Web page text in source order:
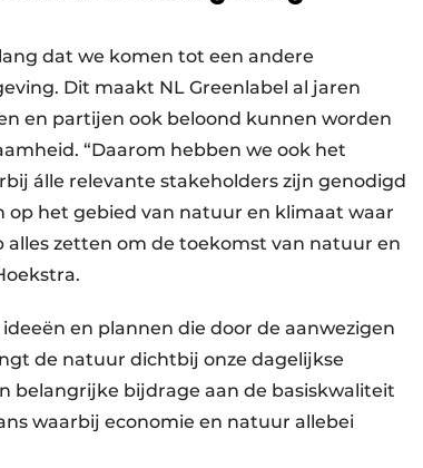
dat we komen tot een andere
Dit maakt NL Greenlabel al jaren
en partijen ook beloond kunnen worden
“Daarom hebben we ook het
álle relevante stakeholders zijn genodigd
het gebied van natuur en klimaat waar
alles zetten om de toekomst van natuur en
en plannen die door de aanwezigen
de natuur dichtbij onze dagelijkse
belangrijke bijdrage aan de basiskwaliteit
waarbij economie en natuur allebei